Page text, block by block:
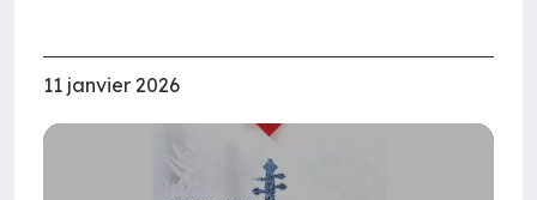
11 janvier 2026